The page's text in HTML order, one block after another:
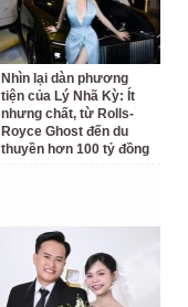
Nhìn lại dàn phương
tiện của Lý Nhã Kỳ: Ít
nhưng chất, từ Rolls-
Royce Ghost đến du
thuyền hơn 100 tỷ đồng